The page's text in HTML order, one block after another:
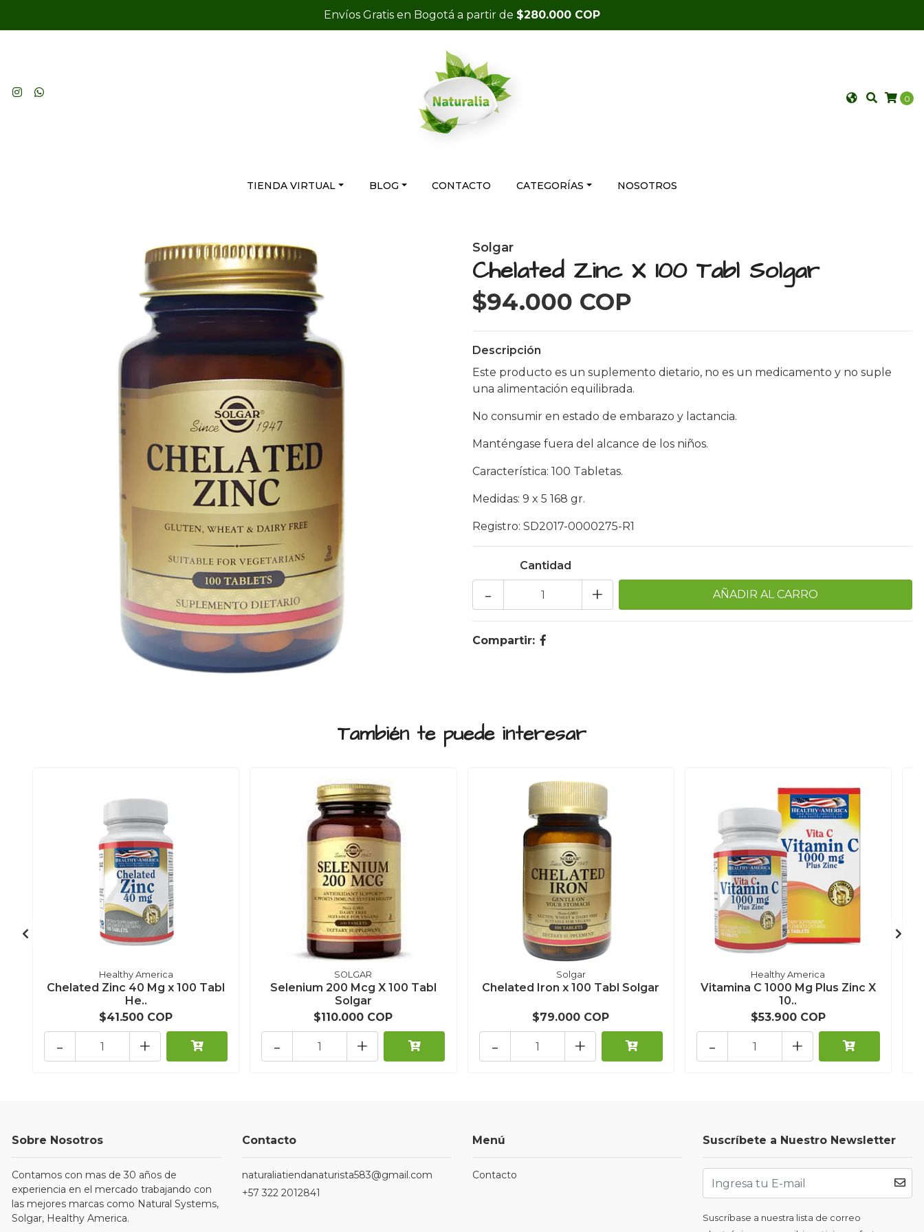
Envíos Gratis en Bogotá a partir de $280.000 COP
0
TIENDA VIRTUAL BLOG CONTACTO CATEGORÍAS NOSOTROS
Solgar
Chelated Zinc X 100 Tabl Solgar
$94.000 COP
Descripción
Este producto es un suplemento dietario, no es un medicamento y no suple
una alimentación equilibrada.
No consumir en estado de embarazo y lactancia.
Manténgase fuera del alcance de los niños.
Característica: 100 Tabletas.
Medidas: 9 x 5 168 gr.
Registro: SD2017-0000275-R1
Cantidad
+
-
Compartir:
También te puede interesar
Healthy America
Chelated Zinc 40 Mg x 100 Tabl
He..
$41.500 COP
+
-
SOLGAR
Selenium 200 Mcg X 100 Tabl
Solgar
$110.000 COP
+
-
Solgar
Chelated Iron x 100 Tabl Solgar
$79.000 COP
+
-
Healthy America
Vitamina C 1000 Mg Plus Zinc X
10..
$53.900 COP
+
-
Sobre Nosotros
Contamos con mas de 30 años de
experiencia en el mercado trabajando con
las mejores marcas como Natural Systems,
Solgar, Healthy America.
Contacto
naturaliatiendanaturista583@gmail.com
+57 322 2012841
Menú
Contacto
Suscríbete a Nuestro Newsletter
Suscríbase a nuestra lista de correo